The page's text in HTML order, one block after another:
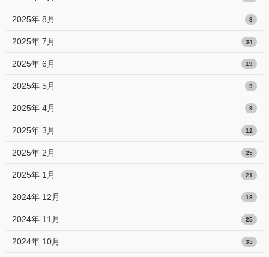
2025年 8月 8
2025年 7月 34
2025年 6月 19
2025年 5月 9
2025年 4月 9
2025年 3月 12
2025年 2月 25
2025年 1月 21
2024年 12月 18
2024年 11月 25
2024年 10月 35